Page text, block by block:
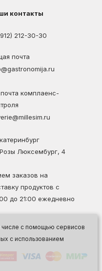
числе с помощью сервисов
с использованием
контакты
212-30-30
почта
комплаенс-
Люксембург, 4
заказов на
продуктов с
до 21:00 ежедневно